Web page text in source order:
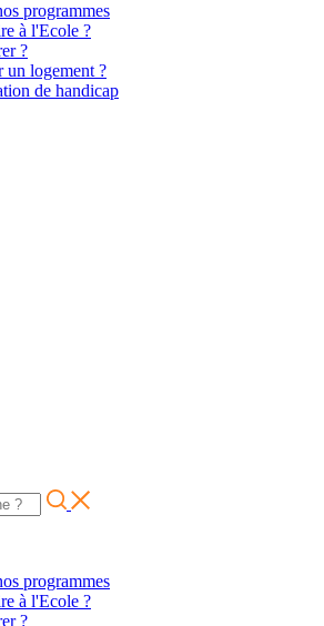
programmes
à l'Ecole ?
?
un logement ?
de handicap
programmes
à l'Ecole ?
?